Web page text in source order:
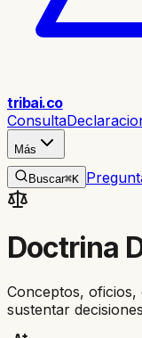
tribai.co
Consulta
Más
Buscar⌘K
Doctrina
Conceptos,
sustentar